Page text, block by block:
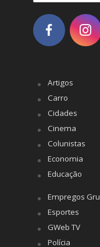
Artigos
Carro
Cidades
Cinema
Colunistas
Economia
Educação
Empregos Gru
Esportes
GWeb TV
Polícia